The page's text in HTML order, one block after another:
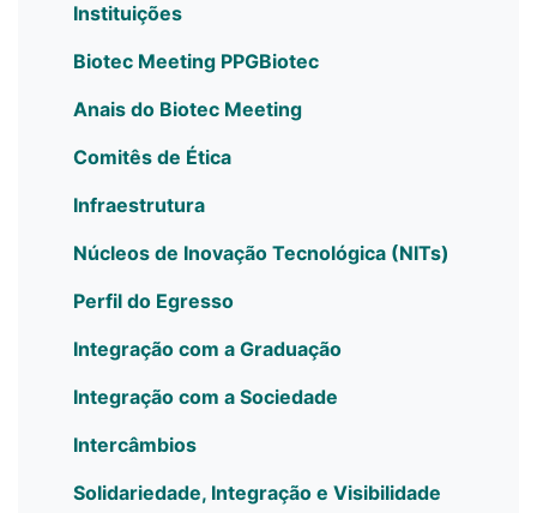
Instituições
Biotec Meeting PPGBiotec
Anais do Biotec Meeting
Comitês de Ética
Infraestrutura
Núcleos de Inovação Tecnológica (NITs)
Perfil do Egresso
Integração com a Graduação
Integração com a Sociedade
Intercâmbios
Solidariedade, Integração e Visibilidade